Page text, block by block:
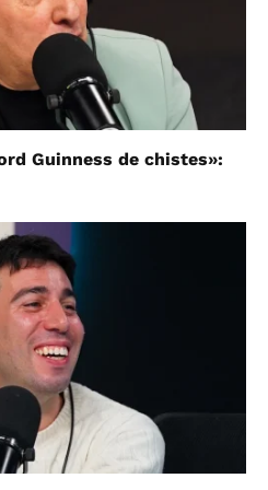
Guinness de chistes»: